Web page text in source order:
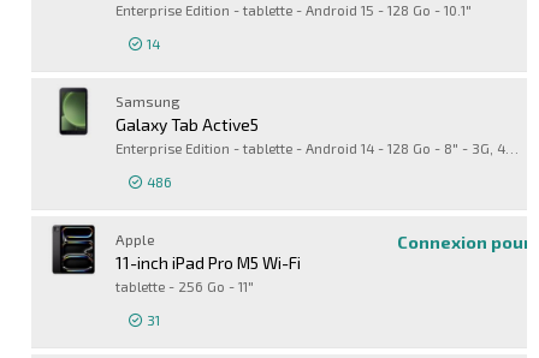
Enterprise Edition - tablette - Android 15 - 128 Go - 10.1"
14
Samsung
Galaxy Tab Active5
486
Apple
11-inch iPad Pro M5 Wi-Fi
tablette - 256 Go - 11"
31
Connexion pour